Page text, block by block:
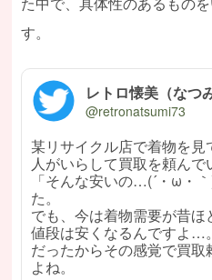
す。
レトロ懐美（なつ
@retronatsumi73
某リサイクル店で着物を
人がいらして買取を頼んで
「そんな安いの…(´・ω・
た。
でも、今は着物需要が昔
値段は安くなるんですよ…
だったからその感覚で買
よね。